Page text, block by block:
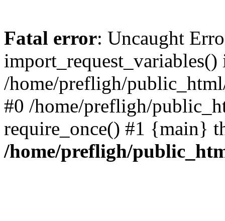
Fatal error: Uncaught
import_request_variables()
/home/prefligh/
#0 /home/prefligh/
require_once() #1 {main}
/home/prefligh/